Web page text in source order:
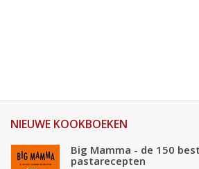
NIEUWE KOOKBOEKEN
Big Mamma - de 150
pastarecepten